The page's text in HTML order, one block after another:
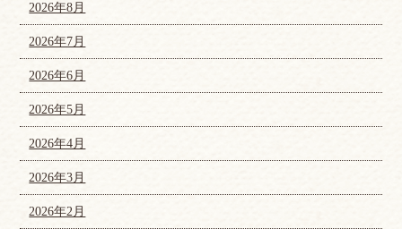
2026年8月
2026年7月
2026年6月
2026年5月
2026年4月
2026年3月
2026年2月